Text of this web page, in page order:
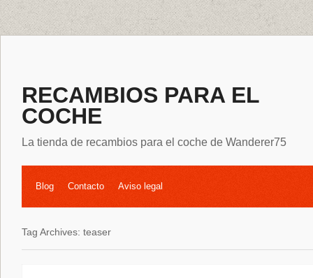
RECAMBIOS PARA EL
COCHE
La tienda de recambios para el coche de Wanderer75
Blog Contacto Aviso legal
Tag Archives: teaser